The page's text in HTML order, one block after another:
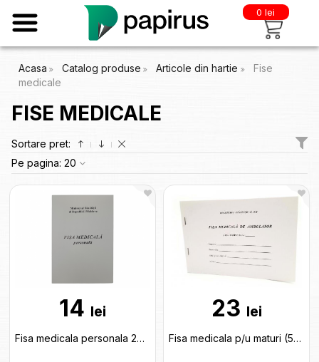
0 lei
Acasa Catalog produse Articole din hartie
Fise
medicale
FISE MEDICALE
Sortare pret:
Pe pagina: 20
14 lei
Fisa medicala personala 24 p C003187
23 lei
Fisa medicala p/u maturi (58foi) C001770